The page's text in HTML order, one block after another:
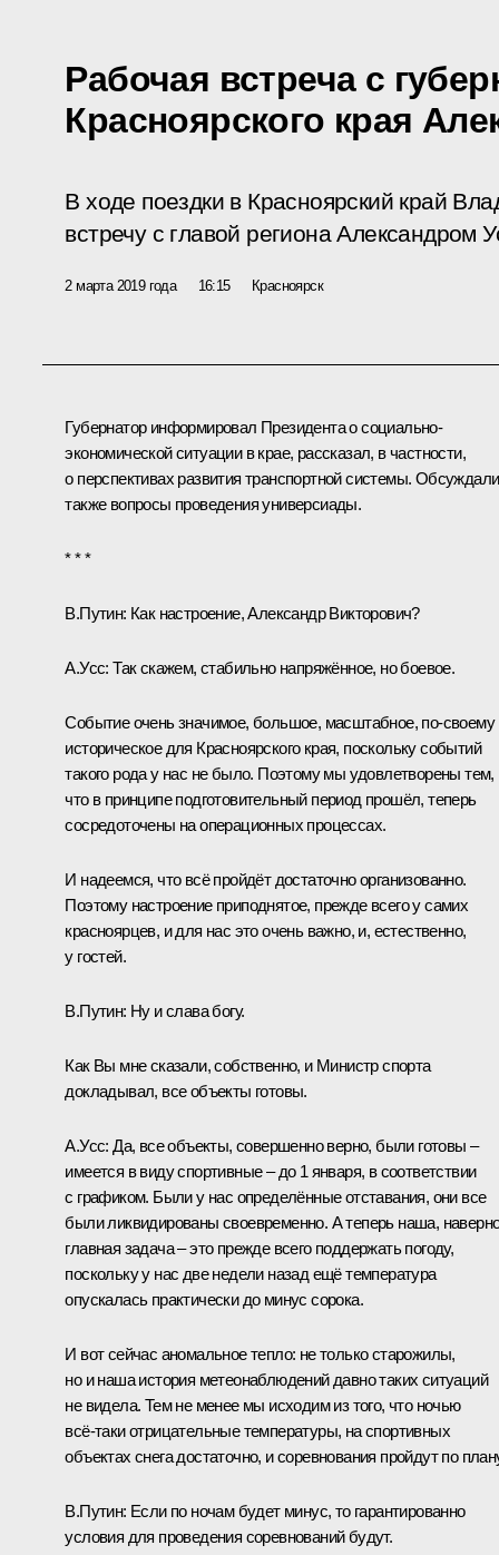
Рабочая встреча с
Красноярского края
В ходе поездки в Красноярский край
встречу с главой региона Александром
2 марта 2019 года 16:15 Красноярск
Губернатор информировал Президента о социально-
экономической ситуации в крае, рассказал, в частности,
о перспективах развития транспортной системы.
также вопросы проведения универсиады.
* * *
В.Путин: Как настроение, Александр Викторович?
А.Усс:Так скажем, стабильно напряжённое, но боевое.
Событие очень значимое, большое, масштабное, по‑своему
историческое для Красноярского края, поскольку событий
такого рода у нас не было. Поэтому мы удовлетворены тем,
что в принципе подготовительный период прошёл, теперь
сосредоточены на операционных процессах.
И надеемся, что всё пройдёт достаточно организованно.
Поэтому настроение приподнятое, прежде всего у самих
красноярцев, и для нас это очень важно, и, естественно,
у гостей.
В.Путин: Ну и слава богу.
Как Вы мне сказали, собственно, и Министр спорта
докладывал, все объекты готовы.
А.Усс:Да, все объекты, совершенно верно, были готовы –
имеется в виду спортивные – до 1 января, в соответствии
с графиком. Были у нас определённые отставания, они все
были ликвидированы своевременно. А теперь наша,
главная задача – это прежде всего поддержать погоду,
поскольку у нас две недели назад ещё температура
опускалась практически до минус сорока.
И вот сейчас аномальное тепло: не только старожилы,
но и наша история метеонаблюдений давно таких ситуаций
не видела. Тем не менее мы исходим из того, что ночью
всё‑таки отрицательные температуры, на спортивных
объектах снега достаточно, и соревнования пройдут по
В.Путин: Если по ночам будет минус, то гарантированно
условия для проведения соревнований будут.